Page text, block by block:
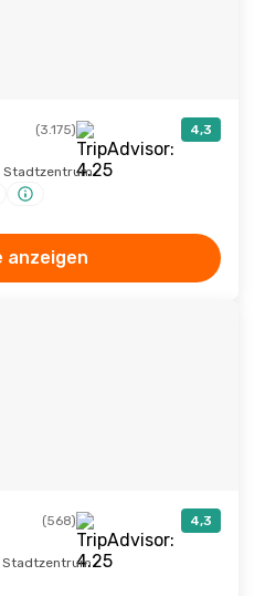
(3.175) 4,3
Stadtzentrum
anzeigen
(568) 4,3
Stadtzentrum